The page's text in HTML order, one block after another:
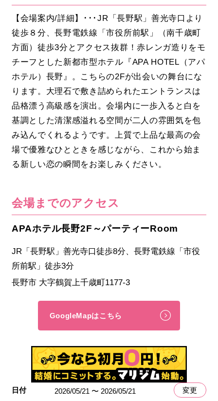
【会場案内/詳細】･･･JR「長野駅」善光寺口より
徒歩８分、長野電鉄線「市役所前駅」（南千歳町
方面）徒歩3分とアクセス抜群！赤レンガ造りをモ
チーフとした新都市型ホテル『APA HOTEL（アパ
ホテル）長野』。こちらの2Fが出会いの舞台にな
ります。大理石で敷き詰められたエントランスは
品格漂う高級感を演出。会場内に一歩入ると白を
基調とした清潔感溢れる空間が二人の雰囲気を包
み込んでくれるようです。上質で上品な最高の会
場で優雅なひとときを感じながら、これから始ま
る新しい恋の瞬間をお楽しみください。
会場までのアクセス
APAホテル長野2F～パーティーRoom
JR「長野駅」善光寺口徒歩8分、長野電鉄線「市役
所前駅」徒歩3分
長野市 大字鶴賀上千歳町1177-3
GoogleMapはこちら
日付 2026/05/21 〜 2026/05/21 変更